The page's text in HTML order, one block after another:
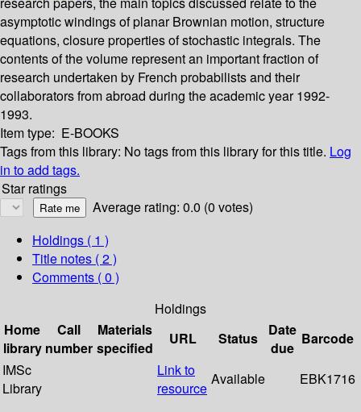
asymptotic windings of planar Brownian motion, structure
equations, closure properties of stochastic integrals. The
contents of the volume represent an important fraction of
research undertaken by French probabilists and their
collaborators from abroad during the academic year 1992-
1993.
Item type: E-BOOKS
Tags from this library: No tags from this library for this title. Log
in to add tags.
Star ratings
Average rating: 0.0 (0 votes)
Holdings ( 1 )
Title notes ( 2 )
Comments ( 0 )
Holdings
Home
library
Call
number
Materials
specified
URL Status
Date
due
Barcode
IMSc
Library
Link to
resource
Available EBK1716